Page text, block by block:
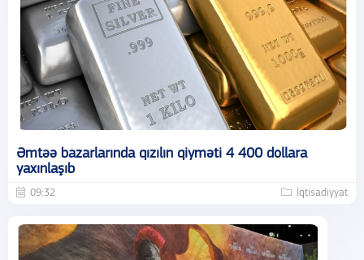
Əmtəə bazarlarında qızılın qiyməti 4 400 dollara
yaxınlaşıb
09:32 İqtisadiyyat